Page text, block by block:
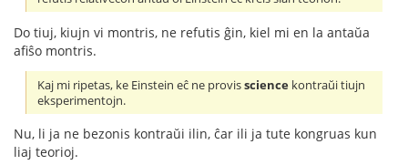
Do tiuj, kiujn vi montris, ne refutis ĝin, kiel mi en la antaŭa
afiŝo montris.
Kaj mi ripetas, ke Einstein eĉ ne provisscience kontraŭi tiujn
eksperimentojn.
Nu, li ja ne bezonis kontraŭi ilin, ĉar ili ja tute kongruas kun
liaj teorioj.